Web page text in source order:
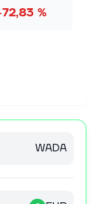
%
WADA